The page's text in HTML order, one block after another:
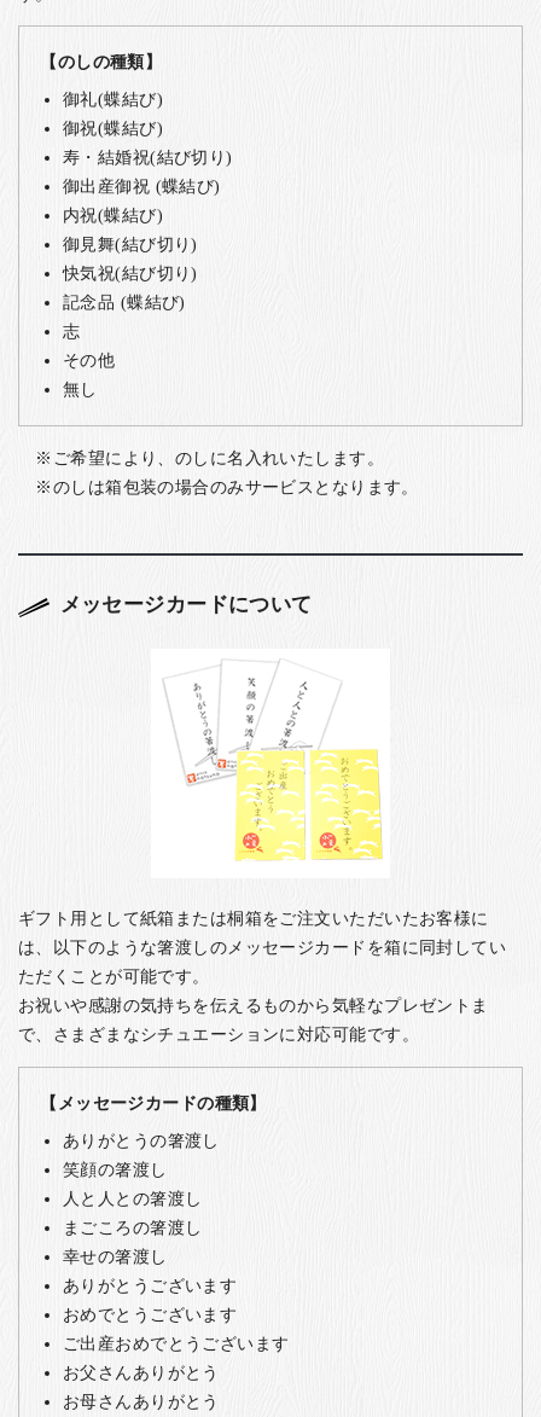
【のしの種類】
御礼(蝶結び)
御祝(蝶結び)
寿・結婚祝(結び切り)
御出産御祝 (蝶結び)
内祝(蝶結び)
御見舞(結び切り)
快気祝(結び切り)
記念品 (蝶結び)
志
その他
無し
ご希望により、のしに名入れいたします。
のしは箱包装の場合のみサービスとなります。
メッセージカードについて
ギフト用として紙箱または桐箱をご注文いただいたお客様に
は、以下のような箸渡しのメッセージカードを箱に同封してい
ただくことが可能です。
お祝いや感謝の気持ちを伝えるものから気軽なプレゼントま
で、さまざまなシチュエーションに対応可能です。
【メッセージカードの種類】
ありがとうの箸渡し
笑顔の箸渡し
人と人との箸渡し
まごころの箸渡し
幸せの箸渡し
ありがとうございます
おめでとうございます
ご出産おめでとうございます
お父さんありがとう
お母さんありがとう